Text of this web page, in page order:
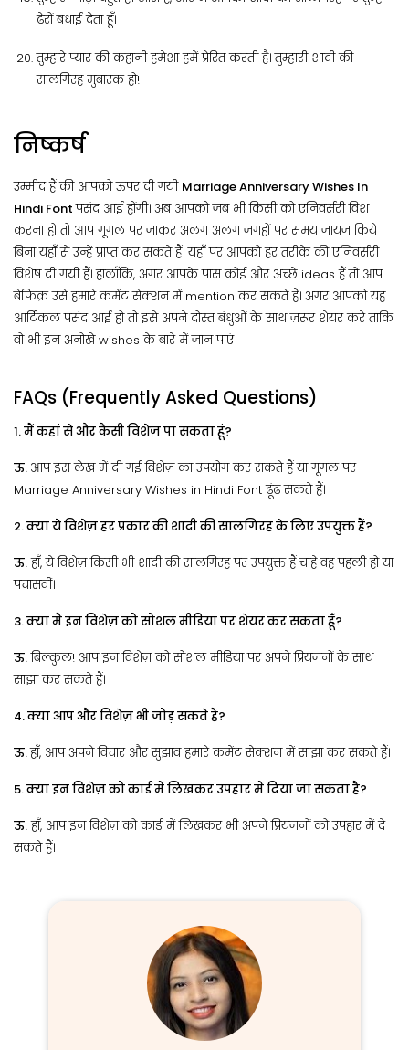
ढेरों बधाई देता हूँ।
तुम्हारे प्यार की कहानी हमेशा हमें प्रेरित करती है। तुम्हारी शादी की
सालगिरह मुबारक हो!
निष्कर्ष
उम्मीद हैं की आपको ऊपर दी गयी Marriage Anniversary Wishes In
Hindi Fontपसंद आई होंगी। अब आपको जब भी किसी को एनिवर्सरी विश
करना हो तो आप गूगल पर जाकर अलग अलग जगहों पर समय जायज किये
बिना यहाँ से उन्हें प्राप्त कर सकते हैं। यहाँ पर आपको हर तरीके की एनिवर्सरी
विशेष दी गयी हैं। हालाँकि, अगर आपके पास कोई और अच्छे ideas हैं तो आप
बेफिक्र उसे हमारे कमेंट सेक्शन में mention कर सकते हैं। अगर आपको यह
आर्टिकल पसंद आई हो तो इसे अपने दोस्त बंधुओं के साथ ज़रूर शेयर करे ताकि
वो भी इन अनोखे wishes के बारे में जान पाएं।
FAQs (Frequently Asked Questions)
1. मैं कहां से और कैसी विशेज़ पा सकता हूं?
ऊ. आप इस लेख में दी गई विशेज़ का उपयोग कर सकते हैं या गूगल पर
Marriage Anniversary Wishes in Hindi Font ढूंढ सकते हैं।
2. क्या ये विशेज़ हर प्रकार की शादी की सालगिरह के लिए उपयुक्त हैं?
ऊ.हाँ, ये विशेज़ किसी भी शादी की सालगिरह पर उपयुक्त हैं चाहे वह पहली हो या
पचासवीं।
3. क्या मैं इन विशेज़ को सोशल मीडिया पर शेयर कर सकता हूँ?
ऊ.बिल्कुल! आप इन विशेज़ को सोशल मीडिया पर अपने प्रियजनों के साथ
साझा कर सकते हैं।
4. क्या आप और विशेज़ भी जोड़ सकते हैं?
ऊ.हाँ, आप अपने विचार और सुझाव हमारे कमेंट सेक्शन में साझा कर सकते हैं।
5. क्या इन विशेज़ को कार्ड में लिखकर उपहार में दिया जा सकता है?
ऊ.हाँ, आप इन विशेज़ को कार्ड में लिखकर भी अपने प्रियजनों को उपहार में दे
सकते हैं।